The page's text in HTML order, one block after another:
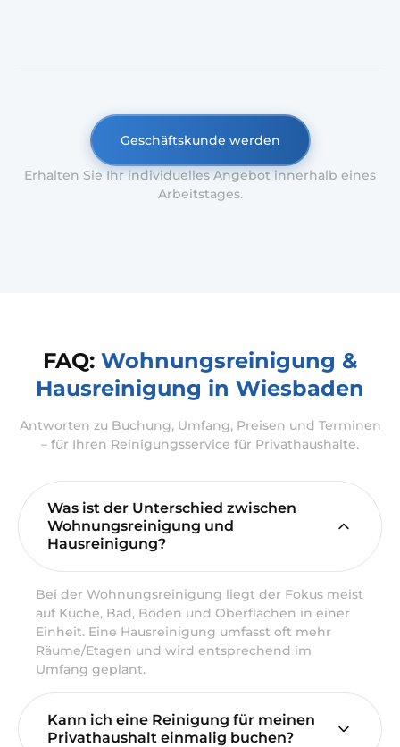
Geschäftskunde werden
Erhalten Sie Ihr individuelles Angebot innerhalb eines
Arbeitstages.
FAQ: Wohnungsreinigung &
Hausreinigung in Wiesbaden
Antworten zu Buchung, Umfang, Preisen und Terminen
– für Ihren Reinigungsservice für Privathaushalte.
Was ist der Unterschied zwischen
Wohnungsreinigung und
Hausreinigung?
Bei der Wohnungsreinigung liegt der Fokus meist
auf Küche, Bad, Böden und Oberflächen in einer
Einheit. Eine Hausreinigung umfasst oft mehr
Räume/Etagen und wird entsprechend im
Umfang geplant.
Kann ich eine Reinigung für meinen
Privathaushalt einmalig buchen?